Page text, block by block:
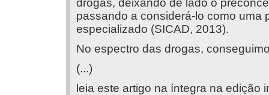
drogas, deixando de lado o
passando a considerá-lo como uma
especializado (SICAD, 2013).
No espectro das drogas,
(...)
leia este artigo na íntegra na edição